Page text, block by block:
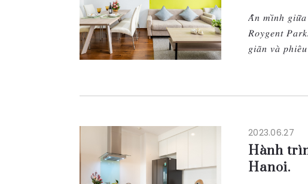
𝐴̂̉𝑛 𝑚𝑖̀𝑛ℎ 𝑔𝑖𝑢̛̃𝑎
𝑅𝑜𝑦𝑔𝑒𝑛𝑡
𝑔𝑖𝑎̃𝑛 𝑣𝑎̀
2023.06.27
Hành
Hanoi.